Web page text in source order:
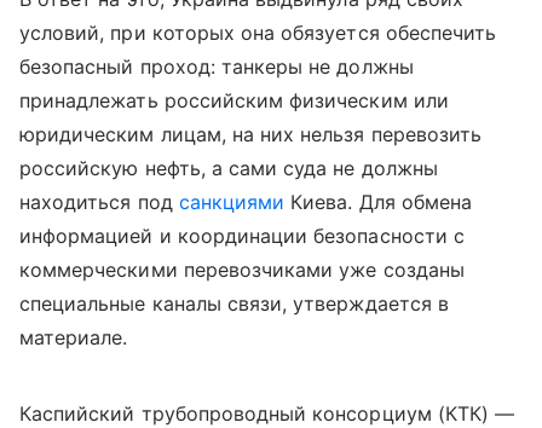
условий, при которых она обязуется обеспечить
безопасный проход: танкеры не должны
принадлежать российским физическим или
юридическим лицам, на них нельзя перевозить
российскую нефть, а сами суда не должны
находиться под санкциями Киева. Для обмена
информацией и координации безопасности с
коммерческими перевозчиками уже созданы
специальные каналы связи, утверждается в
материале.
Каспийский трубопроводный консорциум (КТК) —